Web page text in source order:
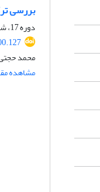
بررسی
دوره 17، شماره 100، خرداد 1399، صفحه
محمد
مشاهده